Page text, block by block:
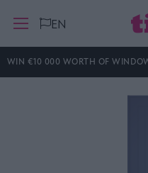
EN
WIN €10 000 WORTH OF